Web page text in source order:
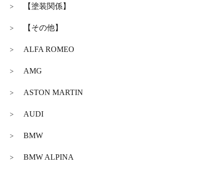
> 【塗装関係】
> 【その他】
> ALFA ROMEO
> AMG
> ASTON MARTIN
> AUDI
> BMW
> BMW ALPINA